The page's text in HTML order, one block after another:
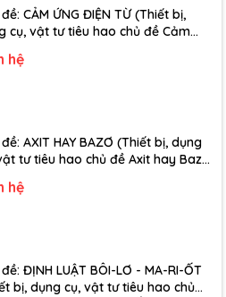
CẢM ỨNG ĐIỆN TỪ (Thiết bị,
cụ, vật tư tiêu hao chủ đề Cảm
hệ
AXIT HAY BAZƠ (Thiết bị, dụng
tư tiêu hao chủ đề Axit hay Bazơ
hệ
ĐỊNH LUẬT BÔI-LƠ - MA-RI-ỐT
bị, dụng cụ, vật tư tiêu hao chủ